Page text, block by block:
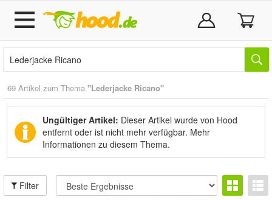
69 Artikel zum Thema "Lederjacke Ricano"
Ungültiger Artikel: Dieser Artikel wurde von Hood
entfernt oder ist nicht mehr verfügbar. Mehr
Informationen zu diesem Thema.
Filter